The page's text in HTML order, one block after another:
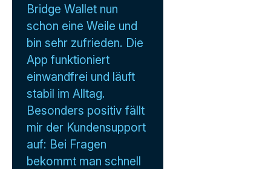
Bridge Wallet nun
schon eine Weile und
bin sehr zufrieden. Die
App funktioniert
einwandfrei und läuft
stabil im Alltag.
Besonders positiv fällt
mir der Kundensupport
auf: Bei Fragen
bekommt man schnell